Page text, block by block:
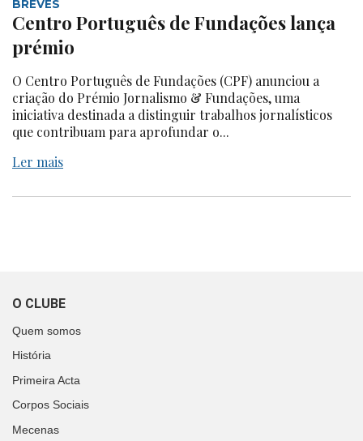
BREVES
Centro Português de Fundações lança
prémio
O Centro Português de Fundações (CPF) anunciou a
criação do Prémio Jornalismo & Fundações, uma
iniciativa destinada a distinguir trabalhos jornalísticos
que contribuam para aprofundar o...
Ler mais
O CLUBE
Quem somos
História
Primeira Acta
Corpos Sociais
Mecenas